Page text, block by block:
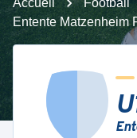
Accueil Football
Entente Matzenheim